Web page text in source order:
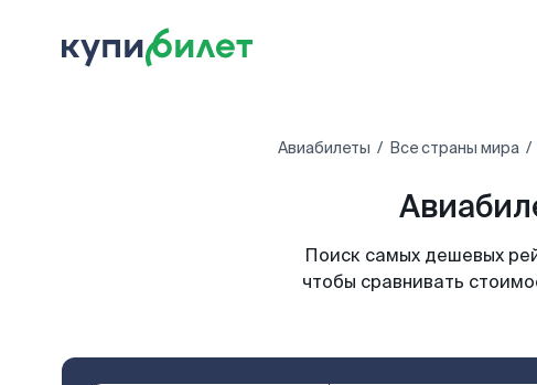
Авиабилеты Все страны мира
Поиск самых дешевых
чтобы сравнивать